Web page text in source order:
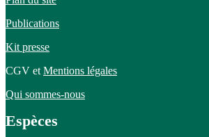
Publications
Kit presse
CGV et Mentions légales
Qui sommes-nous
Espèces